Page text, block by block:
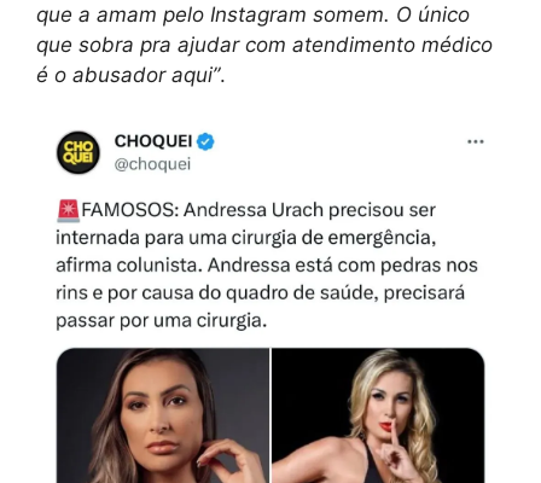
que a amam pelo Instagram somem. O único
que sobra pra ajudar com atendimento médico
é o abusador aqui”.